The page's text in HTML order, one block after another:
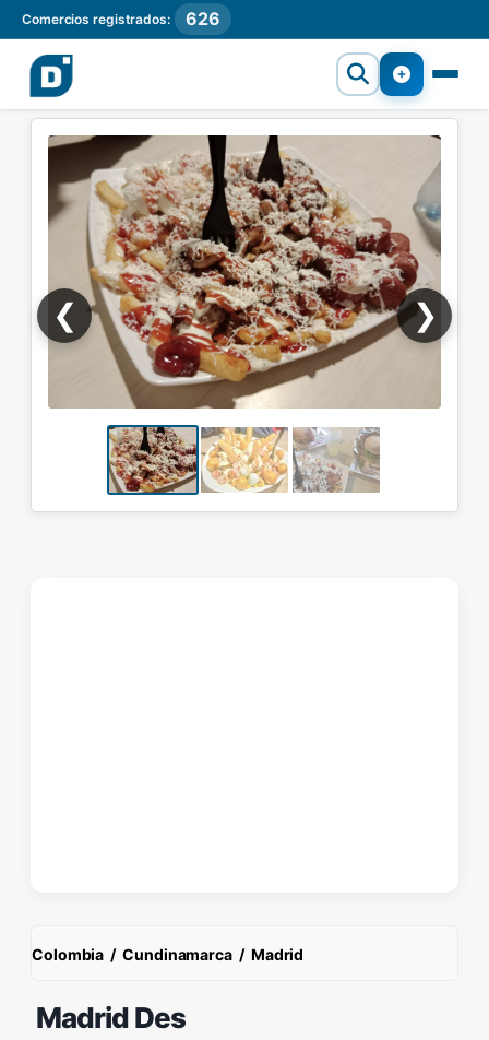
Comercios registrados: 626
❮ ❯
Colombia / Cundinamarca / Madrid
Madrid Des